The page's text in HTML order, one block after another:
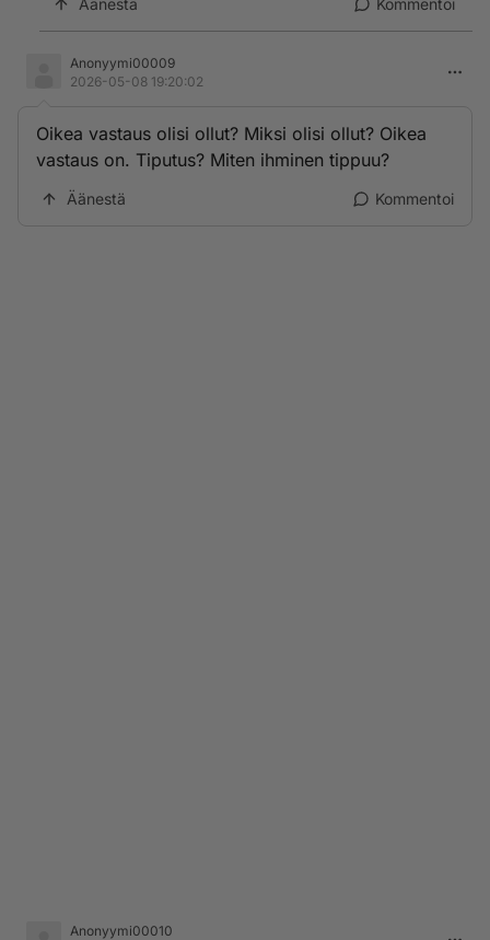
Äänestä Kommentoi
Anonyymi00009
2026-05-08 19:20:02
Oikea vastaus olisi ollut? Miksi olisi ollut? Oikea
vastaus on. Tiputus? Miten ihminen tippuu?
Äänestä Kommentoi
Anonyymi00010